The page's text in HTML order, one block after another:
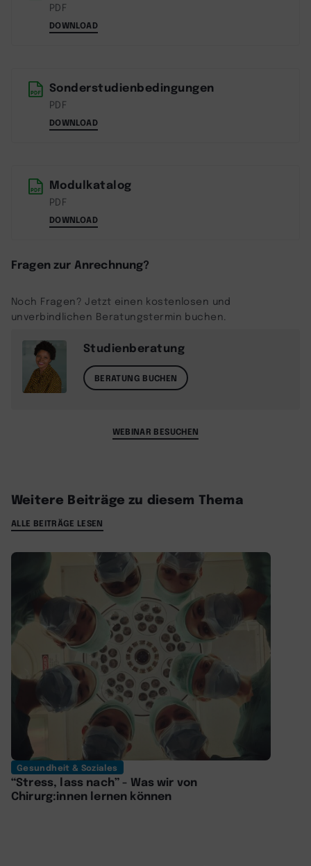
PDF
DOWNLOAD
Sonderstudienbedingungen
PDF
DOWNLOAD
Modulkatalog
PDF
DOWNLOAD
Fragen zur Anrechnung?
Noch Fragen? Jetzt einen kostenlosen und
unverbindlichen Beratungstermin buchen.
Studienberatung
BERATUNG BUCHEN
WEBINAR BESUCHEN
Weitere Beiträge zu diesem Thema
ALLE BEITRÄGE LESEN
Gesundheit & Soziales
“Stress, lass nach” - Was wir von
Chirurg:innen lernen können